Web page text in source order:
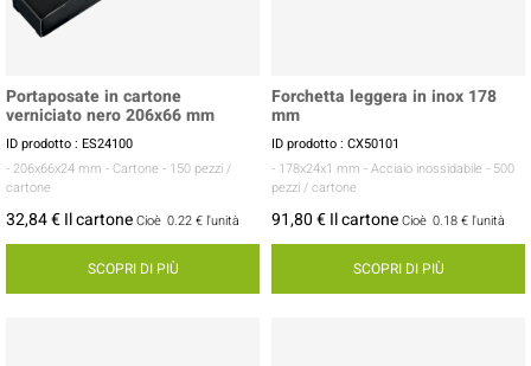
Portaposate in cartone
verniciato nero 206x66 mm
ID prodotto : ES24100
- 206x66x24 mm - Cartone - 150 pezzi /
cartone
32,84 € Il cartoneCioè 0.22 € l'unità
SCOPRI DI PIÙ
Forchetta leggera in inox 178
mm
ID prodotto : CX50101
- 178x24x1 mm - Acciaio inossidabile - 500
pezzi / cartone
91,80 € Il cartoneCioè 0.18 € l'unità
SCOPRI DI PIÙ